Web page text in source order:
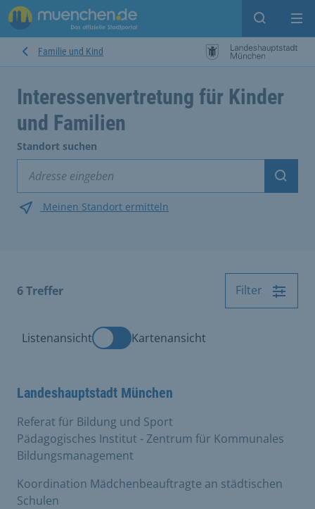
Suche
Familie und Kind
Interessenvertretung für Kinder
und Familien
Standort suchen
Meinen Standort ermitteln
6Treffer Filter
Listenansicht Kartenansicht
Referat für Bildung und Sport
Pädagogisches Institut - Zentrum für Kommunales
Bildungsmanagement
Landeshauptstadt München
Koordination Mädchenbeauftragte an städtischen
Schulen